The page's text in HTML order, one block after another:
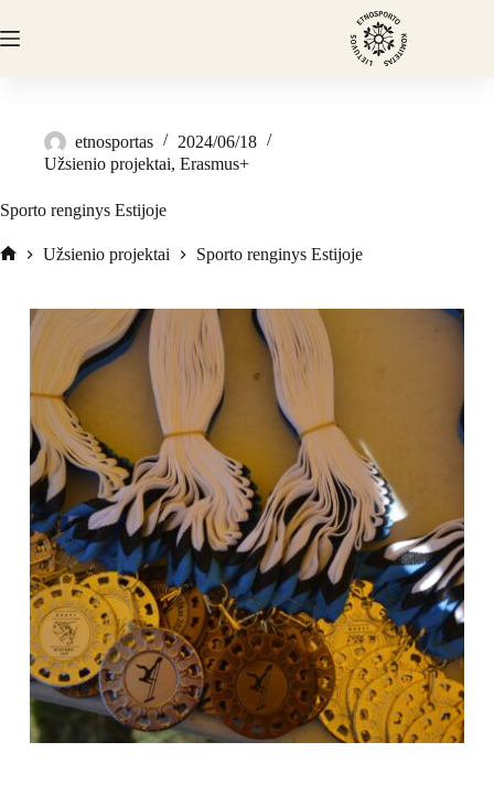
etnosportas
2024/06/18
Užsienio projektai, Erasmus+
Sporto renginys Estijoje
Užsienio projektai Sporto renginys Estijoje